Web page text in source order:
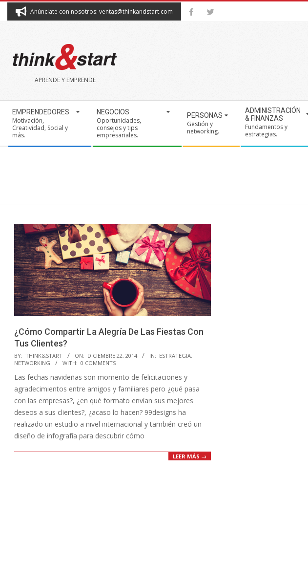
Anúnciate con nosotros: ventas@thinkandstart.com
THINK&START
APRENDE Y EMPRENDE
Navigation
Menu
EMPRENDEDORES
Motivación,
Creatividad, Social y
más.
NEGOCIOS
Oportunidades,
consejos y tips
empresariales.
PERSONAS
Gestión y
networking.
ADMINISTRACIÓN
& FINANZAS
Fundamentos y
estrategias.
¿Cómo Compartir La Alegría De Las Fiestas Con
Tus Clientes?
2014-
12-
22
BY: THINK&START ON: DICIEMBRE 22, 2014 IN: ESTRATEGIA,
NETWORKING
WITH: 0 COMMENTS
Las fechas navideñas son momento de felicitaciones y
agradecimientos entre amigos y familiares pero ¿qué pasa
con las empresas?, ¿en qué formato envían sus mejores
deseos a sus clientes?, ¿acaso lo hacen? 99designs ha
realizado un estudio a nivel internacional y también creó un
diseño de infografía para descubrir cómo
LEER MÁS →